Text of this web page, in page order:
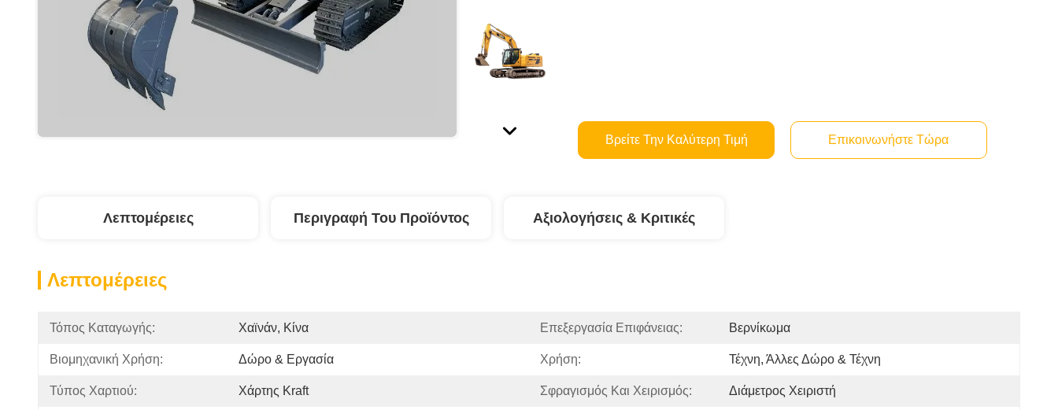
Βρείτε Την Καλύτερη Τιμή Επικοινωνήστε Τώρα
Λεπτομέρειες Περιγραφή Του Προϊόντος Αξιολογήσεις & Κριτικές
Λεπτομέρειες
Τόπος Καταγωγής: Χαϊνάν, Κίνα Επεξεργασία Επιφάνειας: Βερνίκωμα
Βιομηχανική Χρήση: Δώρο & Εργασία Χρήση: Τέχνη, Άλλες Δώρο & Τέχνη
Τύπος Χαρτιού: Χάρτης Kraft Σφραγισμός Και Χειρισμός: Διάμετρος Χειριστή